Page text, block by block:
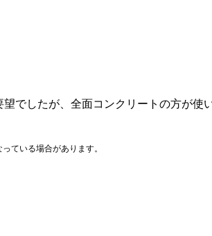
でしたが、全面コンクリートの方が
ている場合があります。